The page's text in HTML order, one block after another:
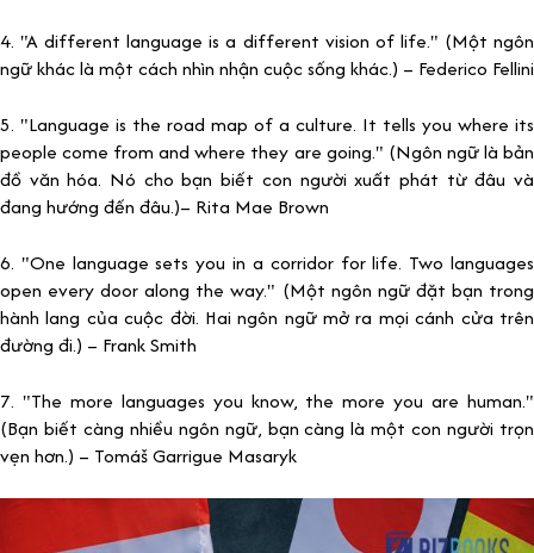
4. "A different language is a different vision of life." (Một ngôn
ngữ khác là một cách nhìn nhận cuộc sống khác.) – Federico Fellini
5. "Language is the road map of a culture. It tells you where its
people come from and where they are going." (Ngôn ngữ là bản
đồ văn hóa. Nó cho bạn biết con người xuất phát từ đâu và
đang hướng đến đâu.)– Rita Mae Brown
6. "One language sets you in a corridor for life. Two languages
open every door along the way." (Một ngôn ngữ đặt bạn trong
hành lang của cuộc đời. Hai ngôn ngữ mở ra mọi cánh cửa trên
đường đi.) – Frank Smith
7. "The more languages you know, the more you are human."
(Bạn biết càng nhiều ngôn ngữ, bạn càng là một con người trọn
vẹn hơn.) – Tomáš Garrigue Masaryk